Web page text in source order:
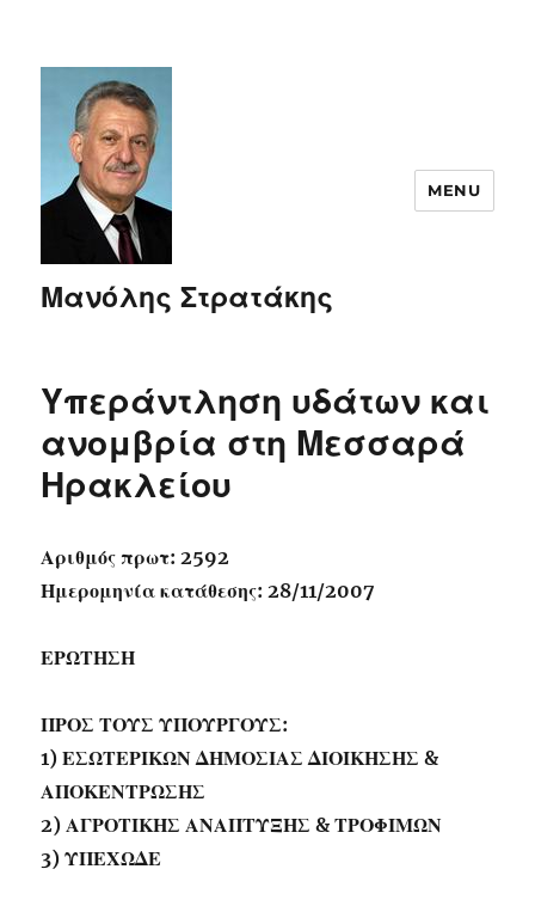
Μανόλης Στρατάκης
MENU
Υπεράντληση υδάτων και
ανομβρία στη Μεσσαρά
Ηρακλείου
Αριθμός πρωτ: 2592
Ημερομηνία κατάθεσης: 28/11/2007
ΕΡΩΤΗΣΗ
ΠΡΟΣ ΤΟΥΣ ΥΠΟΥΡΓΟΥΣ:
1) ΕΣΩΤΕΡΙΚΩΝ ΔΗΜΟΣΙΑΣ ΔΙΟΙΚΗΣΗΣ &
ΑΠΟΚΕΝΤΡΩΣΗΣ
2) ΑΓΡΟΤΙΚΗΣ ΑΝΑΠΤΥΞΗΣ & ΤΡΟΦΙΜΩΝ
3) ΥΠΕΧΩΔΕ